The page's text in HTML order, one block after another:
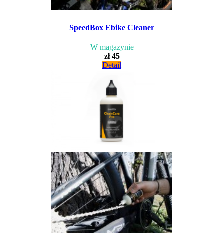
SpeedBox Ebike Cleaner
W magazynie
zł 45
Detail